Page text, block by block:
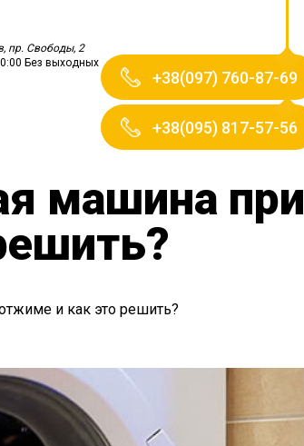
пр. Свободы, 2
Без выходных
+38(097) 760-87-69
+38(095) 817-57-56
машина при
и как это решить?